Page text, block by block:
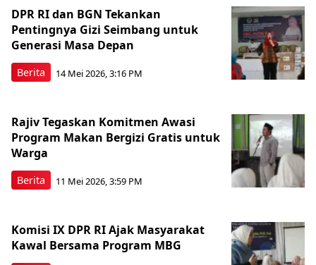
Berita
DPR RI dan BGN Tekankan
Pentingnya Gizi Seimbang untuk
Generasi Masa Depan
14 Mei 2026, 3:16 PM
Berita
Rajiv Tegaskan Komitmen Awasi
Program Makan Bergizi Gratis untuk
Warga
11 Mei 2026, 3:59 PM
Komisi IX DPR RI Ajak Masyarakat
Kawal Bersama Program MBG